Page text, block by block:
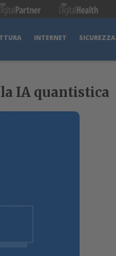
INTERNET SICUREZZA
IA quantistica